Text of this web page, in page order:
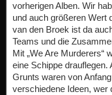
vorherigen Alben. Wir
und auch größeren Wert
van den Broek ist da
Teams und die
Mit „We Are Murderers“
eine Schippe drauflegen.
Grunts waren von
verschiedene Ideen, wer